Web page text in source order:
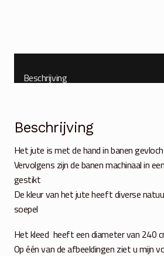
Beschrijving
Beschrijving
Het jute is met de hand in banen
Vervolgens zijn de banen machinaal in
gestikt
De kleur van het jute heeft diverse
soepel
Het kleed heeft een diameter van 240
Op één van de afbeeldingen ziet u mijn